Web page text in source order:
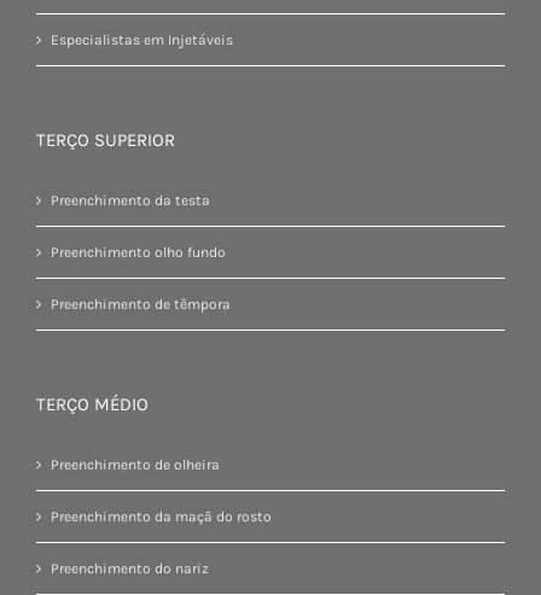
Especialistas em Injetáveis
TERÇO SUPERIOR
Preenchimento da testa
Preenchimento olho fundo
Preenchimento de têmpora
TERÇO MÉDIO
Preenchimento de olheira
Preenchimento da maçã do rosto
Preenchimento do nariz